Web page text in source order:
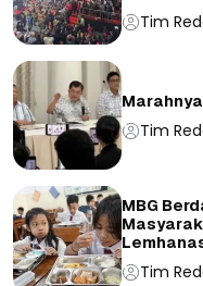
Tim
Tim
MBG
Tim